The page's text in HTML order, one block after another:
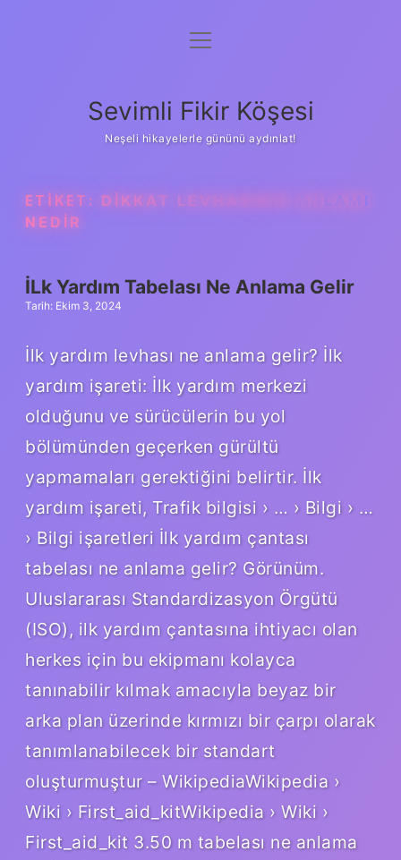
Anasayfa
Yasal Uyarı
menüyü
Sevimli Fikir Köşesi
Neşeli hikayelerle gününü aydınlat!
ETIKET: DIKKAT LEVHASININ ANLAMI
NEDIR
İLk Yardım Tabelası Ne Anlama Gelir
Tarih: Ekim 3, 2024
İlk yardım levhası ne anlama gelir? İlk
yardım işareti: İlk yardım merkezi
olduğunu ve sürücülerin bu yol
bölümünden geçerken gürültü
yapmamaları gerektiğini belirtir. İlk
yardım işareti, Trafik bilgisi › … › Bilgi › …
› Bilgi işaretleri İlk yardım çantası
tabelası ne anlama gelir? Görünüm.
Uluslararası Standardizasyon Örgütü
(ISO), ilk yardım çantasına ihtiyacı olan
herkes için bu ekipmanı kolayca
tanınabilir kılmak amacıyla beyaz bir
arka plan üzerinde kırmızı bir çarpı olarak
tanımlanabilecek bir standart
oluşturmuştur – WikipediaWikipedia ›
Wiki › First_aid_kitWikipedia › Wiki ›
First_aid_kit 3.50 m tabelası ne anlama